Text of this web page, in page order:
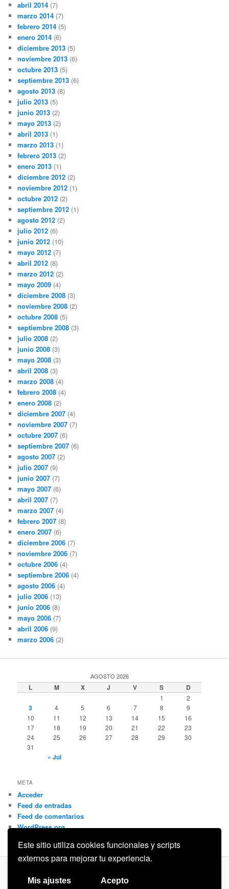
Este sitio utiliza cookies funcionales y scripts
externos para mejorar tu experiencia.
Mis ajustes Acepto
abril 2014 (7)
marzo 2014 (7)
febrero 2014 (5)
enero 2014 (6)
diciembre 2013 (5)
noviembre 2013 (6)
octubre 2013 (5)
septiembre 2013 (6)
agosto 2013 (8)
julio 2013 (5)
junio 2013 (2)
mayo 2013 (2)
abril 2013 (1)
marzo 2013 (1)
febrero 2013 (2)
enero 2013 (1)
diciembre 2012 (2)
noviembre 2012 (1)
octubre 2012 (2)
septiembre 2012 (1)
agosto 2012 (2)
julio 2012 (6)
junio 2012 (10)
mayo 2012 (7)
abril 2012 (8)
marzo 2012 (2)
mayo 2009 (4)
diciembre 2008 (3)
noviembre 2008 (2)
octubre 2008 (5)
septiembre 2008 (3)
julio 2008 (2)
junio 2008 (3)
mayo 2008 (3)
abril 2008 (3)
marzo 2008 (4)
febrero 2008 (4)
enero 2008 (2)
diciembre 2007 (4)
noviembre 2007 (7)
octubre 2007 (6)
septiembre 2007 (6)
agosto 2007 (2)
julio 2007 (9)
junio 2007 (7)
mayo 2007 (6)
abril 2007 (7)
marzo 2007 (4)
febrero 2007 (8)
enero 2007 (6)
diciembre 2006 (7)
noviembre 2006 (7)
octubre 2006 (4)
septiembre 2006 (4)
agosto 2006 (4)
julio 2006 (13)
junio 2006 (8)
mayo 2006 (7)
abril 2006 (9)
marzo 2006 (2)
AGOSTO 2026
L M X J V S D
1 2
3 4 5 6 7 8
9
10
11 12 13 14 15
16
17
18 19 20 21 22
23
24
25 26 27 28 29
30
31
« Jul
META
Acceder
Feed de entradas
Feed de comentarios
WordPress.org
Privacidad Funciona gracias a WordPress